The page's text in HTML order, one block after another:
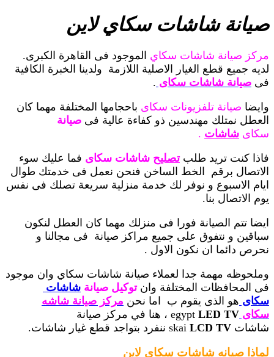
صيانة شاشات سكاي لاين
مركز صيانة شاشات سكاي الموجود فى القاهرة الكبرى.
لديه جميع قطع الغيار الاصلية اللازمة ولدينا الخبرة الكافية
فى صيانة شاشات سكاى .
وايضا صيانة تلفزيونات سكاى باحجامها المختلفة مهما كان
العطل نمتلك مهندسين ذو كفاءة عالية فى صيانة
سكاى شاشات .
فاذا كنت تريد طلبتصليح شاشات سكاى فما عليك سوء
الاتصال برقم الخط الساخن فنحن نعمل فى خدمتك طوال
ايام الاسبوع و نوفر لك خدمة منزلية سريعة تصلك فى نفس
يوم الاتصال بنا.
ايضا تتم الصيانة فورا فى منزلك مهما كان العطل لنكون
سباقين و نتفوق على جميع مراكز صيانة فى مجالنا و
نحرص دائما ان نكون الاول .
وملحوظه مهمة جدا لعملاء صيانة شاشات سكاي وان موجود
فى المحافظات المختلفة وان توكيل صيانة شاشات
سكاى هو الذى يقوم ب اما نحن مركز صيانة شاشه
سكاى
egypt LED TV
، هنا في مركز صيانة
شاشات skai LCD TV ننفرد بتواجد قطع غيار شاشات.
لماذا صيانه شاشات سكاي لاين